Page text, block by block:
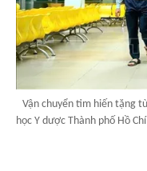
Vận chuyển tim hiến tặng
học Y dược Thành phố Hồ